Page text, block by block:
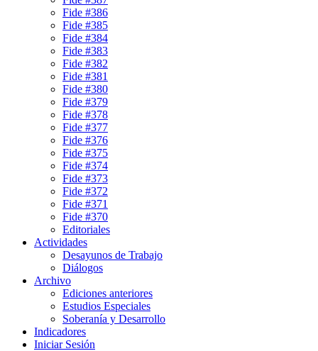
Fide #386
Fide #385
Fide #384
Fide #383
Fide #382
Fide #381
Fide #380
Fide #379
Fide #378
Fide #377
Fide #376
Fide #375
Fide #374
Fide #373
Fide #372
Fide #371
Fide #370
Editoriales
Actividades
Desayunos de Trabajo
Diálogos
Archivo
Ediciones anteriores
Estudios Especiales
Soberanía y Desarrollo
Indicadores
Iniciar Sesión